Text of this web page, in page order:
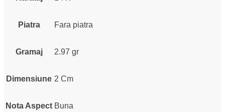
Piatra Fara piatra
Gramaj 2.97 gr
Dimensiune 2 Cm
Nota Aspect Buna